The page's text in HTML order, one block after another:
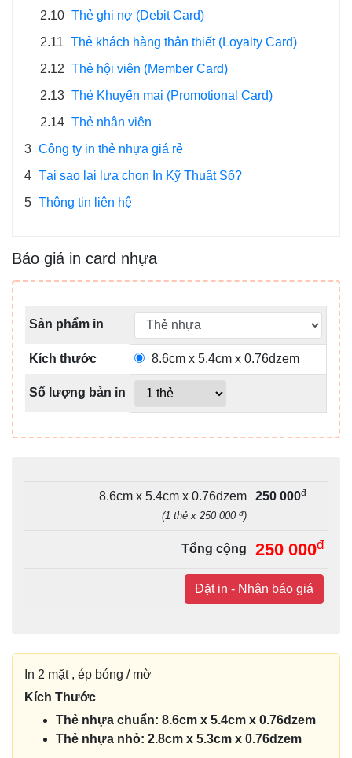
2.10 Thẻ ghi nợ (Debit Card)
2.11 Thẻ khách hàng thân thiết (Loyalty Card)
2.12 Thẻ hội viên (Member Card)
2.13 Thẻ Khuyến mại (Promotional Card)
2.14 Thẻ nhân viên
3 Công ty in thẻ nhựa giá rẻ
4 Tại sao lại lựa chọn In Kỹ Thuật Số?
5 Thông tin liên hệ
Báo giá in card nhựa
Sản phẩm in
Kích thước 8.6cm x 5.4cm x 0.76dzem
Số lượng bản in
8.6cm x 5.4cm x 0.76dzem
(1 thẻ x 250 000 đ)
250 000đ
Tổng cộng 250 000đ
Đặt in - Nhận báo giá
In 2 mặt , ép bóng / mờ
Kích Thước
Thẻ nhựa chuẩn: 8.6cm x 5.4cm x 0.76dzem
Thẻ nhựa nhỏ: 2.8cm x 5.3cm x 0.76dzem